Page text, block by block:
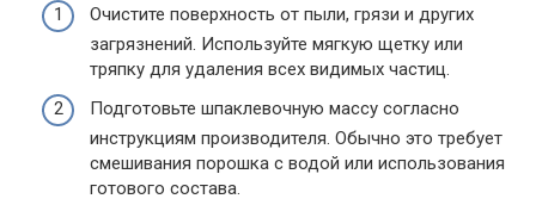
Очистите поверхность от пыли, грязи и других
загрязнений. Используйте мягкую щетку или
тряпку для удаления всех видимых частиц.
Подготовьте шпаклевочную массу согласно
инструкциям производителя. Обычно это требует
смешивания порошка с водой или использования
готового состава.